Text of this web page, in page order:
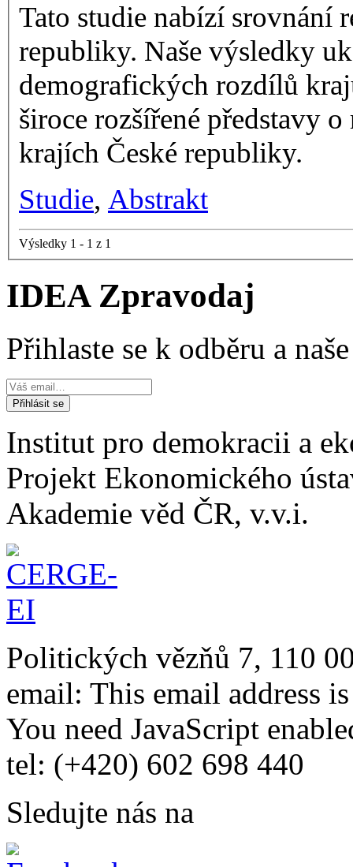
Tato studie nabízí srovnání
republiky. Naše výsledky
demografických rozdílů
široce rozšířené představy
krajích České republiky.
Studie, Abstrakt
Výsledky 1 - 1 z 1
IDEA Zpravodaj
Přihlaste se k odběru a
Institut pro demokracii a
Projekt Ekonomického
Akademie věd ČR, v.v.i.
Politických vězňů 7, 110
email: This email address
You need JavaScript
tel: (+420) 602 698 440
Sledujte nás na